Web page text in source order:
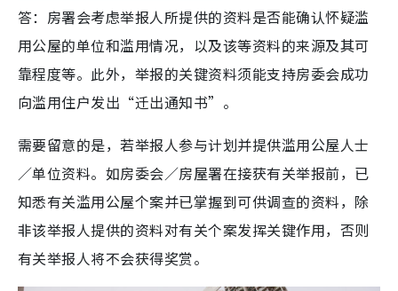
答：房署会考虑举报人所提供的资料是否能确认怀疑滥
用公屋的单位和滥用情况，以及该等资料的来源及其可
靠程度等。此外，举报的关键资料须能支持房委会成功
向滥用住户发出“迁出通知书”。
需要留意的是，若举报人参与计划并提供滥用公屋人士
／单位资料。如房委会／房屋署在接获有关举报前，已
知悉有关滥用公屋个案并已掌握到可供调查的资料，除
非该举报人提供的资料对有关个案发挥关键作用，否则
有关举报人将不会获得奖赏。